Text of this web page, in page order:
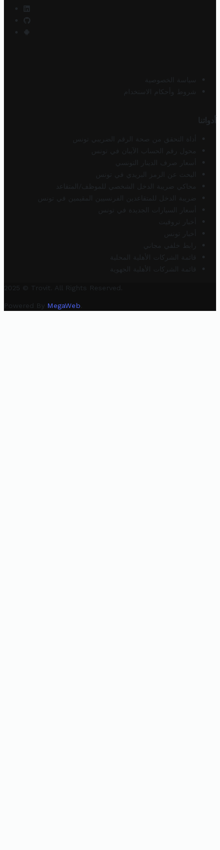
سياسة الخصوصية
شروط وأحكام الاستخدام
أدواتنا
أداة التحقق من صحة الرقم الضريبي تونس
محول رقم الحساب الآيبان في تونس
أسعار صرف الدينار التونسي
البحث عن الرمز البريدي في تونس
محاكي ضريبة الدخل الشخصي للموظف/المتقاعد
ضريبة الدخل للمتقاعدين الفرنسيين المقيمين في تونس
أسعار السيارات الجديدة في تونس
أخبار تروفيت
أخبار تونس
رابط خلفي مجاني
قائمة الشركات الأهلية المحلية
قائمة الشركات الأهلية الجهوية
2025 © Trovit. All Rights Reserved.
Powered By MegaWeb